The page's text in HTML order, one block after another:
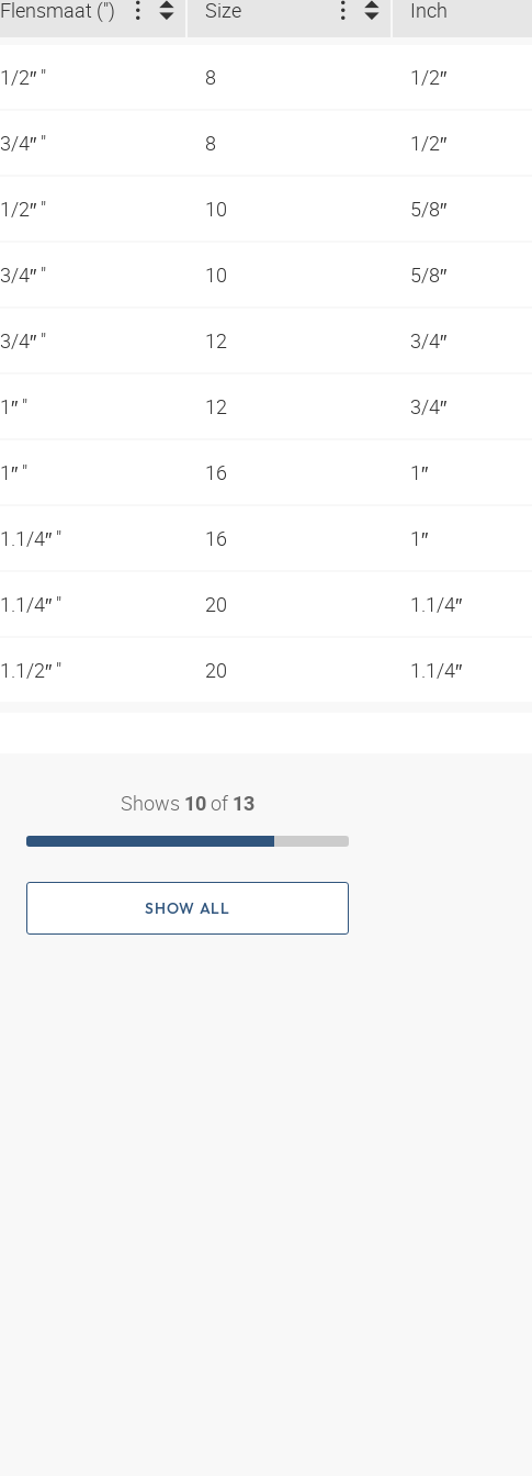
Flensmaat (") Size Inch
1/2″ " 8 1/2″
3/4″ " 8 1/2″
1/2″ " 10 5/8″
3/4″ " 10 5/8″
3/4″ " 12 3/4″
1″ " 12 3/4″
1″ " 16 1″
1.1/4″ " 16 1″
1.1/4″ " 20 1.1/4″
1.1/2″ " 20 1.1/4″
Shows 10 of 13
SHOW ALL